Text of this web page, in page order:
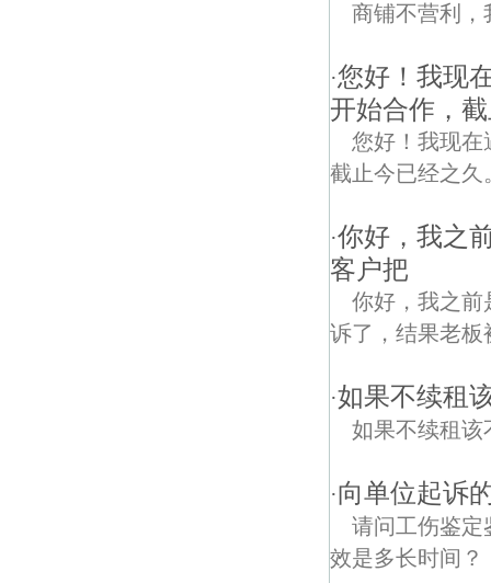
商铺不营利，
·您好！我现
开始合作，
您好！我现在
截止今已经之久
·你好，我之
客户把
你好，我之前
诉了，结果老板
·如果不续租
如果不续租该
·向单位起诉
请问工伤鉴定
效是多长时间？